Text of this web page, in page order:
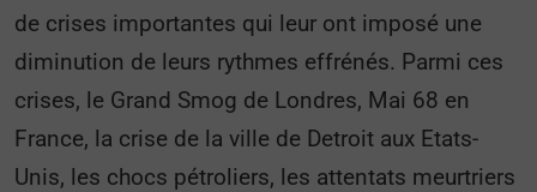
de crises importantes qui leur ont imposé une
diminution de leurs rythmes effrénés. Parmi ces
crises, le Grand Smog de Londres, Mai 68 en
France, la crise de la ville de Detroit aux Etats-
Unis, les chocs pétroliers, les attentats meurtriers